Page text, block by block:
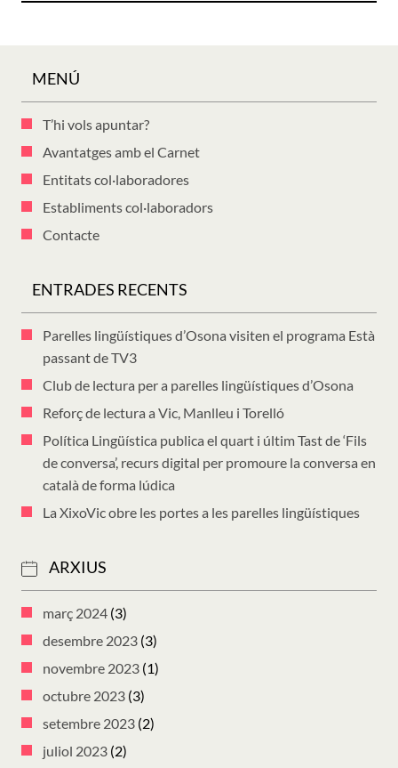
MENÚ
T’hi vols apuntar?
Avantatges amb el Carnet
Entitats col·laboradores
Establiments col·laboradors
Contacte
ENTRADES RECENTS
Parelles lingüístiques d’Osona visiten el programa Està
passant de TV3
Club de lectura per a parelles lingüístiques d’Osona
Reforç de lectura a Vic, Manlleu i Torelló
Política Lingüística publica el quart i últim Tast de ‘Fils
de conversa’, recurs digital per promoure la conversa en
català de forma lúdica
La XixoVic obre les portes a les parelles lingüístiques
ARXIUS
març 2024 (3)
desembre 2023 (3)
novembre 2023 (1)
octubre 2023 (3)
setembre 2023 (2)
juliol 2023 (2)